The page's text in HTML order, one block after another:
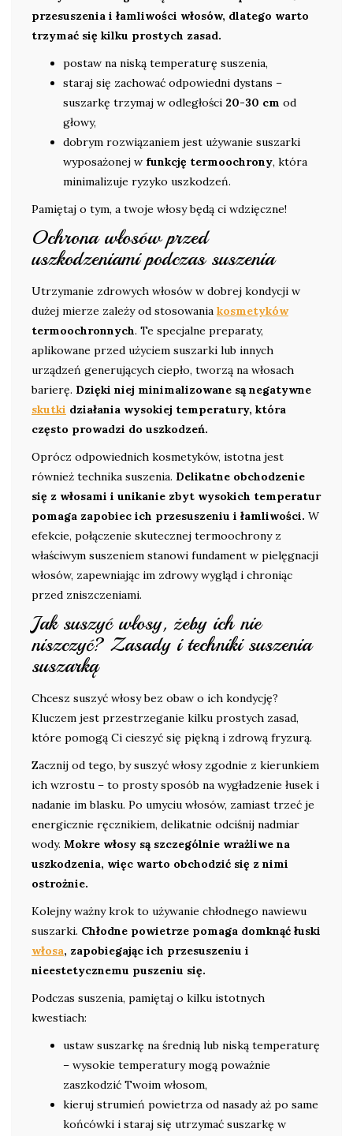
przesuszenia i łamliwości włosów, dlatego warto
trzymać się kilku prostych zasad.
postaw na niską temperaturę suszenia,
staraj się zachować odpowiedni dystans –
suszarkę trzymaj w odległości 20-30 cm od
głowy,
dobrym rozwiązaniem jest używanie suszarki
wyposażonej w funkcję termoochrony, która
minimalizuje ryzyko uszkodzeń.
Pamiętaj o tym, a twoje włosy będą ci wdzięczne!
Ochrona włosów przed
uszkodzeniami podczas suszenia
Utrzymanie zdrowych włosów w dobrej kondycji w
dużej mierze zależy od stosowania kosmetyków
termoochronnych. Te specjalne preparaty,
aplikowane przed użyciem suszarki lub innych
urządzeń generujących ciepło, tworzą na włosach
barierę. Dzięki niej minimalizowane są negatywne
skutki działania wysokiej temperatury, która
często prowadzi do uszkodzeń.
Oprócz odpowiednich kosmetyków, istotna jest
również technika suszenia. Delikatne obchodzenie
się z włosami i unikanie zbyt wysokich temperatur
pomaga zapobiec ich przesuszeniu i łamliwości. W
efekcie, połączenie skutecznej termoochrony z
właściwym suszeniem stanowi fundament w pielęgnacji
włosów, zapewniając im zdrowy wygląd i chroniąc
przed zniszczeniami.
Jak suszyć włosy, żeby ich nie
niszczyć? Zasady i techniki suszenia
suszarką
Chcesz suszyć włosy bez obaw o ich kondycję?
Kluczem jest przestrzeganie kilku prostych zasad,
które pomogą Ci cieszyć się piękną i zdrową fryzurą.
Zacznij od tego, by suszyć włosy zgodnie z kierunkiem
ich wzrostu – to prosty sposób na wygładzenie łusek i
nadanie im blasku. Po umyciu włosów, zamiast trzeć je
energicznie ręcznikiem, delikatnie odciśnij nadmiar
wody. Mokre włosy są szczególnie wrażliwe na
uszkodzenia, więc warto obchodzić się z nimi
ostrożnie.
Kolejny ważny krok to używanie chłodnego nawiewu
suszarki. Chłodne powietrze pomaga domknąć łuski
włosa, zapobiegając ich przesuszeniu i
nieestetycznemu puszeniu się.
Podczas suszenia, pamiętaj o kilku istotnych
kwestiach:
ustaw suszarkę na średnią lub niską temperaturę
– wysokie temperatury mogą poważnie
zaszkodzić Twoim włosom,
kieruj strumień powietrza od nasady aż po same
końcówki i staraj się utrzymać suszarkę w